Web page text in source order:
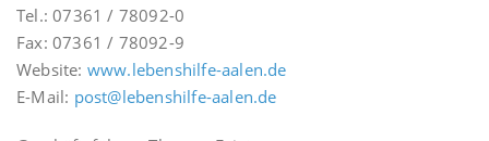
Tel.: 07361 / 78092-0
Fax: 07361 / 78092-9
Website: www.lebenshilfe-aalen.de
E-Mail: post@lebenshilfe-aalen.de